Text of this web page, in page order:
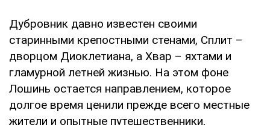
Дубровник давно известен своими
старинными крепостными стенами, Сплит –
дворцом Диоклетиана, а Хвар – яхтами и
гламурной летней жизнью. На этом фоне
Лошинь остается направлением, которое
долгое время ценили прежде всего местные
жители и опытные путешественники,